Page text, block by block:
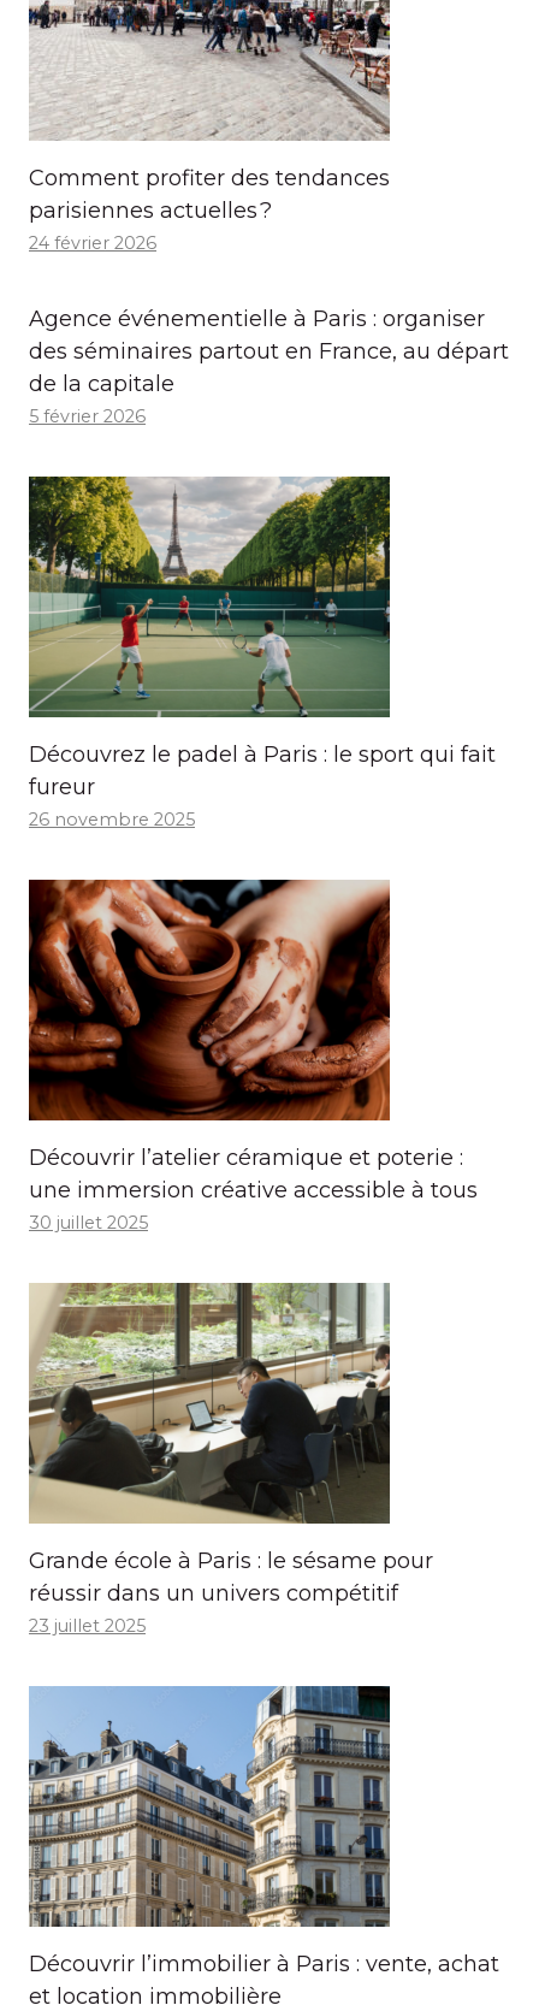
Comment profiter des tendances
parisiennes actuelles ?
24 février 2026
Agence événementielle à Paris : organiser
des séminaires partout en France, au départ
de la capitale
5 février 2026
Découvrez le padel à Paris : le sport qui fait
fureur
26 novembre 2025
Découvrir l’atelier céramique et poterie :
une immersion créative accessible à tous
30 juillet 2025
Grande école à Paris : le sésame pour
réussir dans un univers compétitif
23 juillet 2025
Découvrir l’immobilier à Paris : vente, achat
et location immobilière